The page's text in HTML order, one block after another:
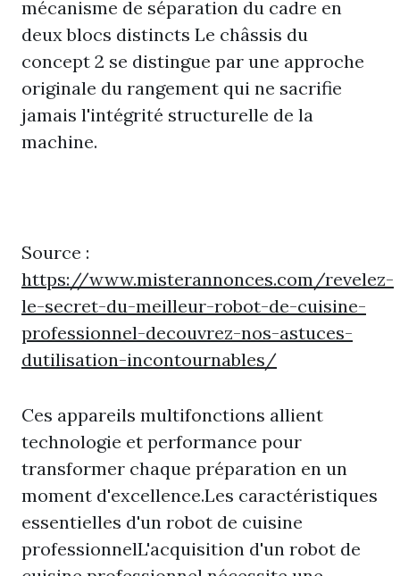
mécanisme de séparation du cadre en
deux blocs distincts Le châssis du
concept 2 se distingue par une approche
originale du rangement qui ne sacrifie
jamais l'intégrité structurelle de la
machine.
Source :
https://www.misterannonces.com/revelez-
le-secret-du-meilleur-robot-de-cuisine-
professionnel-decouvrez-nos-astuces-
dutilisation-incontournables/
Ces appareils multifonctions allient
technologie et performance pour
transformer chaque préparation en un
moment d'excellence.Les caractéristiques
essentielles d'un robot de cuisine
professionnelL'acquisition d'un robot de